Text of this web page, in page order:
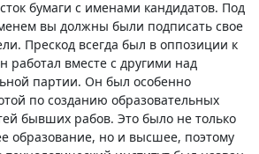
бумаги с именами кандидатов. Под
вы должны были подписать свое
Прескод всегда был в оппозиции к
работал вместе с другими над
партии. Он был особенно
по созданию образовательных
бывших рабов. Это было не только
образование, но и высшее, поэтому